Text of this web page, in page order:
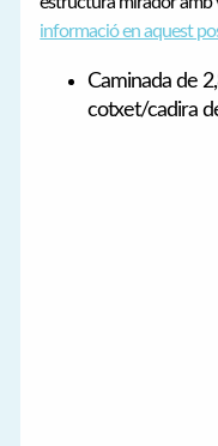
informació en aquest
Caminada de
cotxet/cadira